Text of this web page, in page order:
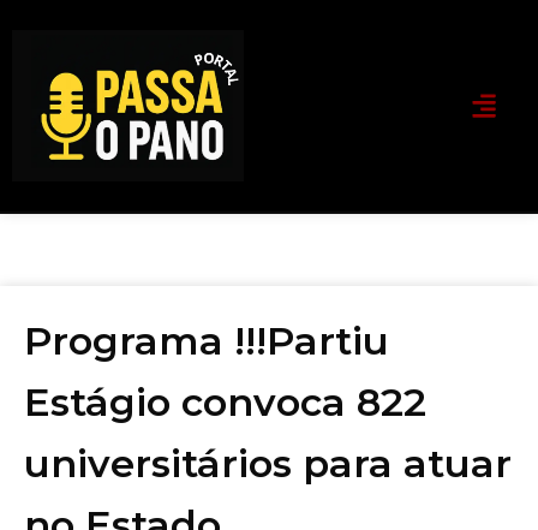
Programa !!!Partiu
Estágio convoca 822
universitários para atuar